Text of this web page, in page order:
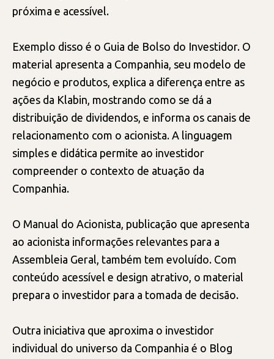
próxima e acessível.
Exemplo disso é o Guia de Bolso do Investidor. O
material apresenta a Companhia, seu modelo de
negócio e produtos, explica a diferença entre as
ações da Klabin, mostrando como se dá a
distribuição de dividendos, e informa os canais de
relacionamento com o acionista. A linguagem
simples e didática permite ao investidor
compreender o contexto de atuação da
Companhia.
O Manual do Acionista, publicação que apresenta
ao acionista informações relevantes para a
Assembleia Geral, também tem evoluído. Com
conteúdo acessível e design atrativo, o material
prepara o investidor para a tomada de decisão.
Outra iniciativa que aproxima o investidor
individual do universo da Companhia é o Blog